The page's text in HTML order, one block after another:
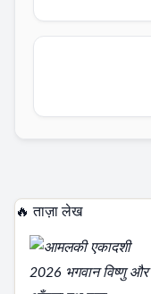
🔥 ताज़ा लेख